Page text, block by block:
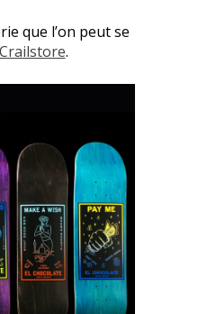
que l’on peut se
Crailstore.